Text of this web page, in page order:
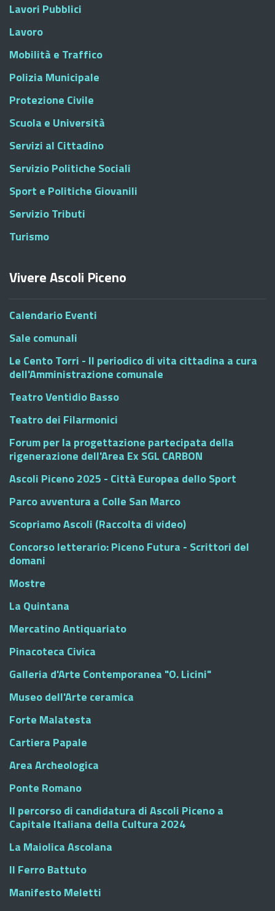
Lavori Pubblici
Lavoro
Mobilità e Traffico
Polizia Municipale
Protezione Civile
Scuola e Università
Servizi al Cittadino
Servizio Politiche Sociali
Sport e Politiche Giovanili
Servizio Tributi
Turismo
Vivere Ascoli Piceno
Calendario Eventi
Sale comunali
Le Cento Torri - Il periodico di vita cittadina a cura
dell'Amministrazione comunale
Teatro Ventidio Basso
Teatro dei Filarmonici
Forum per la progettazione partecipata della
rigenerazione dell'Area Ex SGL CARBON
Ascoli Piceno 2025 - Città Europea dello Sport
Parco avventura a Colle San Marco
Scopriamo Ascoli (Raccolta di video)
Concorso letterario: Piceno Futura - Scrittori del
domani
Mostre
La Quintana
Mercatino Antiquariato
Pinacoteca Civica
Galleria d'Arte Contemporanea "O. Licini"
Museo dell'Arte ceramica
Forte Malatesta
Cartiera Papale
Area Archeologica
Ponte Romano
Il percorso di candidatura di Ascoli Piceno a
Capitale Italiana della Cultura 2024
La Maiolica Ascolana
Il Ferro Battuto
Manifesto Meletti